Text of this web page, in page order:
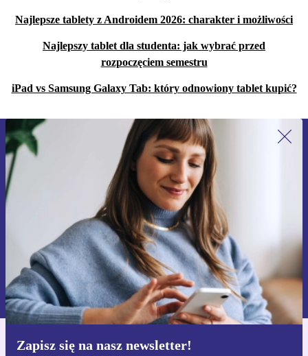
Najlepsze tablety z Androidem 2026: charakter i możliwości
Najlepszy tablet dla studenta: jak wybrać przed
rozpoczęciem semestru
iPad vs Samsung Galaxy Tab: który odnowiony tablet kupić?
Zapisz się na nasz newsletter!
Zapisz się na nasz newsletter!
Nie przegap żadnej oferty.
Zarejestruj się
Informacje na temat używania danych osobowych znajdują się w
naszej
Polityce prywatności
Pobierz aplikację refurbed